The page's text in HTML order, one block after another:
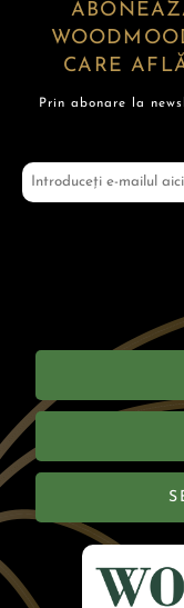
CARE
Prin abonare la